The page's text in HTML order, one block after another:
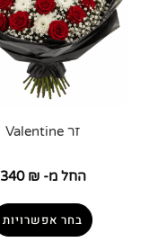
זר Valentine
החל מ- 340 ₪
בחר אפשרויות